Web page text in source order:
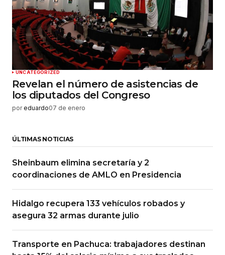
UNCATEGORIZED
Revelan el número de asistencias de
los diputados del Congreso
por eduardo07 de enero
ÚLTIMAS NOTICIAS
Sheinbaum elimina secretaría y 2
coordinaciones de AMLO en Presidencia
Hidalgo recupera 133 vehículos robados y
asegura 32 armas durante julio
Transporte en Pachuca: trabajadores destinan